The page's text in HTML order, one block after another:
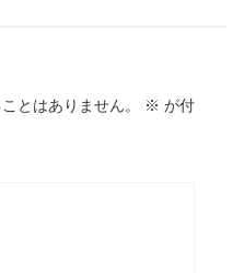
とはありません。 ※ が付